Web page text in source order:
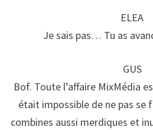
ELEA
Je sais pas… Tu as
GUS
Bof. Toute l’affaire MixMédia
était impossible de ne pas se
combines aussi merdiques et